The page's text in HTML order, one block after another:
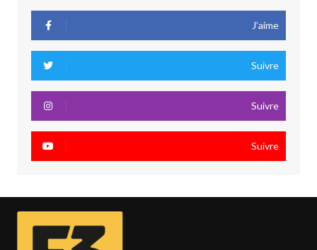
J’aime
Suivre
Suivre
Suivre